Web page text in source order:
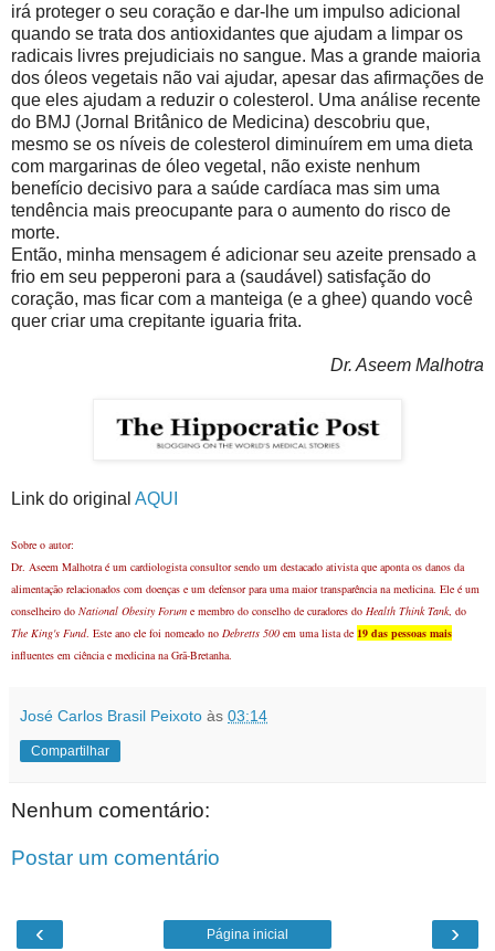
irá proteger o seu coração e dar-lhe um impulso adicional
quando se trata dos antioxidantes que ajudam a limpar os
radicais livres prejudiciais no sangue. Mas a grande maioria
dos óleos vegetais não vai ajudar, apesar das afirmações de
que eles ajudam a reduzir o colesterol. Uma análise recente
do BMJ (Jornal Britânico de Medicina) descobriu que,
mesmo se os níveis de colesterol diminuírem em uma dieta
com margarinas de óleo vegetal, não existe nenhum
benefício decisivo para a saúde cardíaca mas sim uma
tendência mais preocupante para o aumento do risco de
morte.
Então, minha mensagem é adicionar seu azeite prensado a
frio em seu pepperoni para a (saudável) satisfação do
coração, mas ficar com a manteiga (e a ghee) quando você
quer criar uma crepitante iguaria frita.
Dr. Aseem Malhotra
Link do original AQUI
Sobre o autor:
Dr. Aseem Malhotra é um cardiologista consultor sendo um destacado ativista que aponta os danos da
alimentação relacionados com doenças e um defensor para uma maior transparência na medicina. Ele é um
conselheiro do National Obesity Forum e membro do conselho de curadores do Health Think Tank, do
The King's Fund. Este ano ele foi nomeado no Debretts 500 em uma lista de 19 das pessoas mais
influentes em ciência e medicina na Grã-Bretanha.
José Carlos Brasil Peixoto às 03:14
Compartilhar
Nenhum comentário:
Postar um comentário
‹ ›
Página inicial